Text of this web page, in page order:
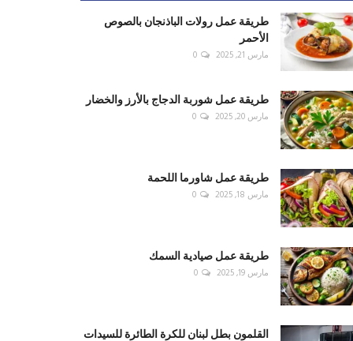
طريقة عمل رولات الباذنجان بالصوص
الأحمر
مارس 21, 2025 0
طريقة عمل شوربة الدجاج بالأرز والخضار
مارس 20, 2025 0
طريقة عمل شاورما اللحمة
مارس 18, 2025 0
طريقة عمل صيادية السمك
مارس 19, 2025 0
القلمون بطل لبنان للكرة الطائرة للسيدات